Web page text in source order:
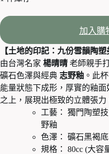
加入購
【土地的印記：九份雪韻陶塑
由台灣名家 楊晴晴 老師親手
礦石色澤與經典 志野釉 。此
能量狀態下成形，厚實的釉
之上，展現出極致的立體張力
工藝： 獨門陶塑
野釉
色澤： 礦石黑褐
規格： 80cc (大容